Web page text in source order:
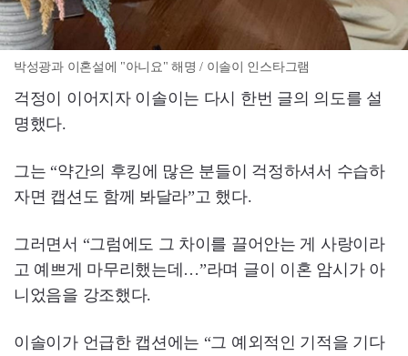
박성광과 이혼설에 "아니요" 해명 / 이솔이 인스타그램
걱정이 이어지자 이솔이는 다시 한번 글의 의도를 설
명했다.
그는 “약간의 후킹에 많은 분들이 걱정하셔서 수습하
자면 캡션도 함께 봐달라”고 했다.
그러면서 “그럼에도 그 차이를 끌어안는 게 사랑이라
고 예쁘게 마무리했는데…”라며 글이 이혼 암시가 아
니었음을 강조했다.
이솔이가 언급한 캡션에는 “그 예외적인 기적을 기다